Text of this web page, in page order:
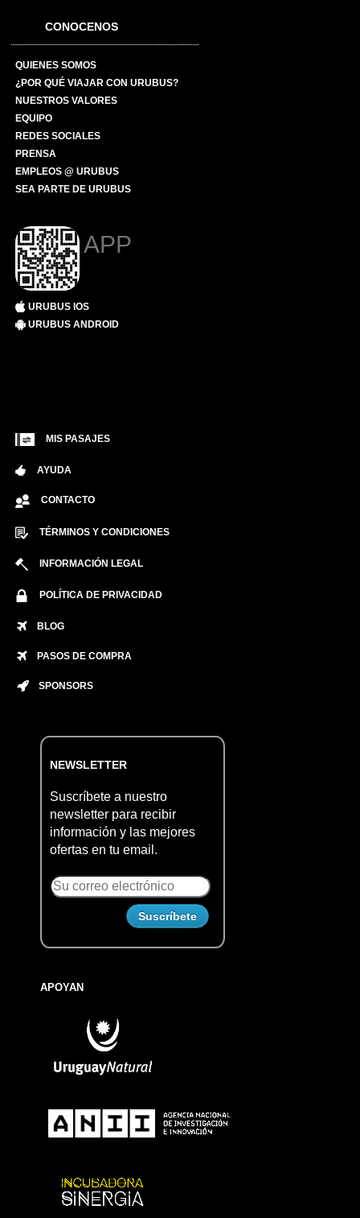
CONOCENOS
QUIENES SOMOS
¿POR QUÉ VIAJAR CON URUBUS?
NUESTROS VALORES
EQUIPO
REDES SOCIALES
PRENSA
EMPLEOS @ URUBUS
SEA PARTE DE URUBUS
APP
URUBUS IOS
URUBUS ANDROID
MIS PASAJES
AYUDA
CONTACTO
TÉRMINOS Y CONDICIONES
INFORMACIÓN LEGAL
POLÍTICA DE PRIVACIDAD
BLOG
PASOS DE COMPRA
SPONSORS
NEWSLETTER
Suscríbete a nuestro
newsletter para recibir
información y las mejores
ofertas en tu email.
APOYAN